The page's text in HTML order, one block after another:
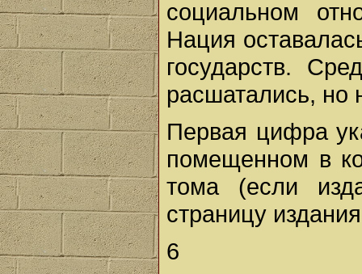
социальном
Нация
государств.
расшатались, но
Первая цифра
помещенном в
тома (если
страницу
6